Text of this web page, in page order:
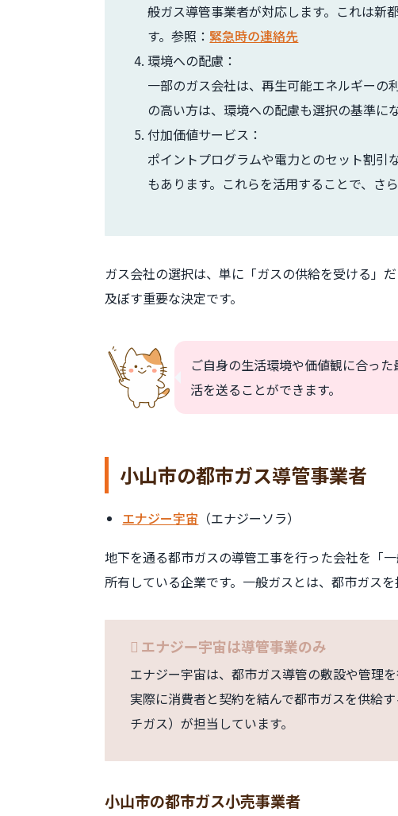
般ガス導管事業者が対応します。これは新
す。参照： 緊急時の連絡先
環境への配慮：
一部のガス会社は、再生可能エネルギーの
の高い方は、環境への配慮も選択の基準に
付加価値サービス：
ポイントプログラムや電力とのセット割引
もあります。これらを活用することで、さ
ガス会社の選択は、単に「ガスの供給を受ける」
及ぼす重要な決定です。
ご自身の生活環境や価値観に合っ
活を送ることができます。
小山市の都市ガス導管事業者
エナジー宇宙 （エナジーソラ）
地下を通る都市ガスの導管工事を行った会社を「
所有している企業です。一般ガスとは、都市ガスを
エナジー宇宙は導管事業のみ
エナジー宇宙は、都市ガス導管の敷設や管理を
実際に消費者と契約を結んで都市ガスを供給
チガス）が担当しています。
小山市の都市ガス小売事業者